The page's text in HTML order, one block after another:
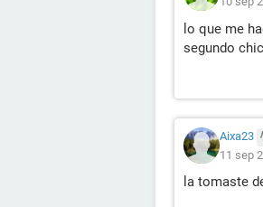
lo que me
segundo
Aixa23
11 sep
la tomaste